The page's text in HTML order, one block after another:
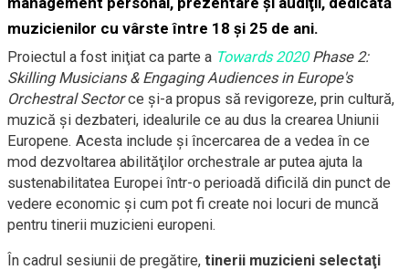
muzicienilor cu vârste între 18 și 25 de ani.
Proiectul a fost iniţiat ca parte a Towards 2020Phase 2:
Skilling Musicians & Engaging Audiences in Europe's
Orchestral Sectorce și-a propus să revigoreze, prin cultură,
muzică şi dezbateri, idealurile ce au dus la crearea Uniunii
Europene. Acesta include şi încercarea de a vedea în ce
mod dezvoltarea abilităţilor orchestrale ar putea ajuta la
sustenabilitatea Europei într-o perioadă dificilă din punct de
vedere economic şi cum pot fi create noi locuri de muncă
pentru tinerii muzicieni europeni.
În cadrul sesiunii de pregătire, tinerii muzicieni selectaţi